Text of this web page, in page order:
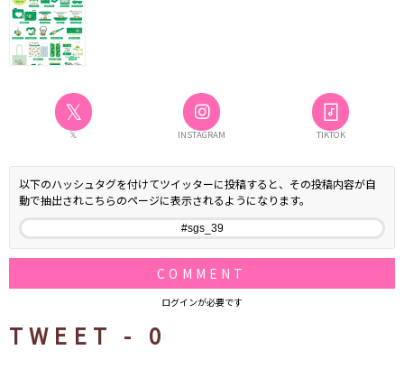
𝕏
𝕏 INSTAGRAM TIKTOK
以下のハッシュタグを付けてツイッターに投稿すると、その投稿内容が自
動で抽出されこちらのページに表示されるようになります。
COMMENT
ログインが必要です
TWEET - 0